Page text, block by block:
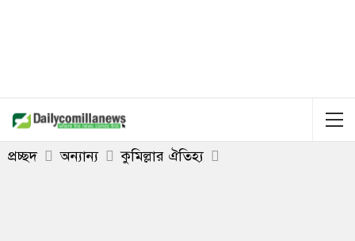
প্রচ্ছদ অন্যান্য কুমিল্লার ঐতিহ্য